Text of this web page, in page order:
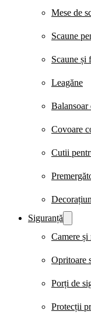
Mese de
Scaune
Scaune și
Leagăne
Balansoar
Covoare
Cutii
Siguranță
Camere
Opritoare
Porți de
Protecții